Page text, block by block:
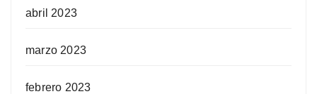
abril 2023
marzo 2023
febrero 2023